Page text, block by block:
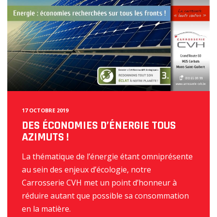
17 OCTOBRE 2019
DES ÉCONOMIES D’ÉNERGIE TOUS
AZIMUTS !
La thématique de l’énergie étant omniprésente
au sein des enjeux d’écologie, notre
Carrosserie CVH met un point d’honneur à
réduire autant que possible sa consommation
en la matière.